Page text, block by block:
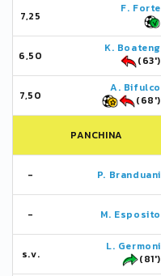
7,25
F. Forte
6,50
K. Boateng
(63')
7,50
A. Bifulco
(68')
PANCHINA
- P. Branduani
- M. Esposito
s.v.
L. Germoni
(81')